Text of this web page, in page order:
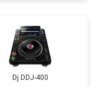
Dj DDJ-400